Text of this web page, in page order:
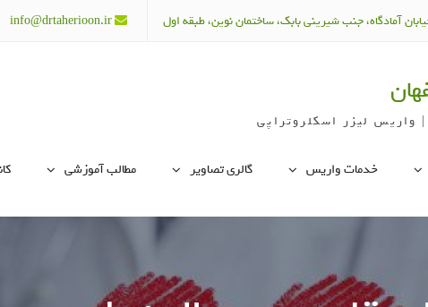
info@drtaherioon.ir آمادگاه، جنب شیرینی بابک، ساختمان نوین، طبقه اول
لیزر اسکلروتراپی
خدمات واریس گالری تصاویر مطالب آموزشی